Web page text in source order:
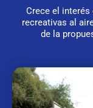
Crece el
recreativas al
de la